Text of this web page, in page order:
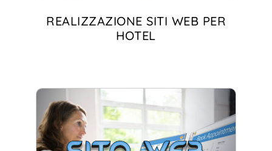
REALIZZAZIONE SITI WEB PER
HOTEL